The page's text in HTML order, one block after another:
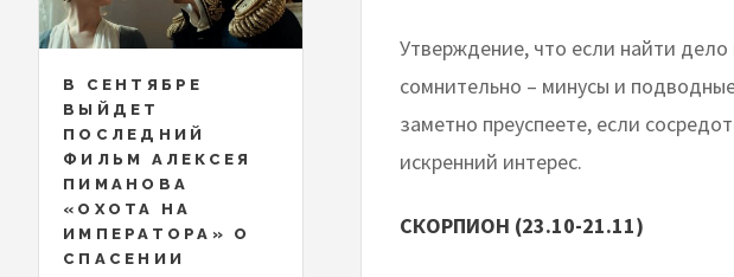
Утверждение, что если найти
сомнительно – минусы и
заметно преуспеете, если
искренний интерес.
СКОРПИОН (23.10-21.11)
В СЕНТЯБРЕ
ВЫЙДЕТ
ПОСЛЕДНИЙ
ФИЛЬМ АЛЕКСЕЯ
ПИМАНОВА
«ОХОТА НА
ИМПЕРАТОРА» О
СПАСЕНИИ